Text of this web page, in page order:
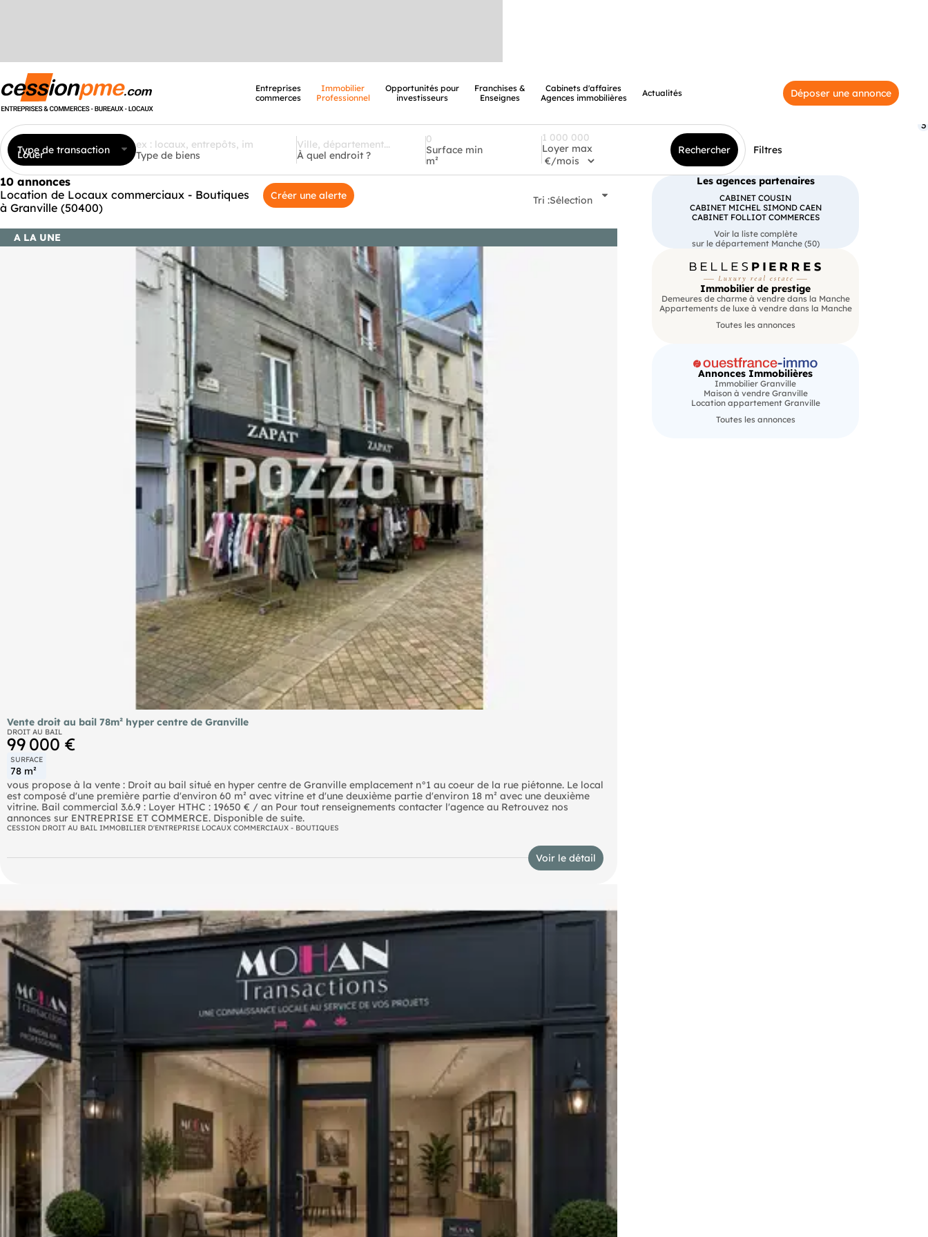
Entreprises
commerces
Immobilier
Professionnel
Opportunités pour
investisseurs
Franchises &
Enseignes
Cabinets d'affaires
Agences immobilières
Actualités Déposer une annonce
Type de transaction
Louer Type de biens À quel endroit ?
Surface min
m²
Loyer max Rechercher Filtres
3
10 annonces
Location de Locaux commerciaux - Boutiques
à Granville (50400)
Créer une alerte Tri :Sélection
A LA UNE
Vente droit au bail 78m² hyper centre de Granville
DROIT AU BAIL
99 000 €
SURFACE
78 m²
vous propose à la vente : Droit au bail situé en hyper centre de Granville emplacement n°1 au coeur de la rue piétonne. Le local
est composé d'une première partie d'environ 60 m² avec vitrine et d'une deuxième partie d'environ 18 m² avec une deuxième
vitrine. Bail commercial 3.6.9 : Loyer HTHC : 19650 € / an Pour tout renseignements contacter l'agence au Retrouvez nos
annonces sur ENTREPRISE ET COMMERCE. Disponible de suite.
CESSION DROIT AU BAIL IMMOBILIER D'ENTREPRISE LOCAUX COMMERCIAUX - BOUTIQUES
Voir le détail
Les agences partenaires
CABINET COUSIN
CABINET MICHEL SIMOND CAEN
CABINET FOLLIOT COMMERCES
Voir la liste complète
sur le département Manche (50)
Immobilier de prestige
Demeures de charme à vendre dans la Manche
Appartements de luxe à vendre dans la Manche
Toutes les annonces
Annonces Immobilières
Immobilier Granville
Maison à vendre Granville
Location appartement Granville
Toutes les annonces